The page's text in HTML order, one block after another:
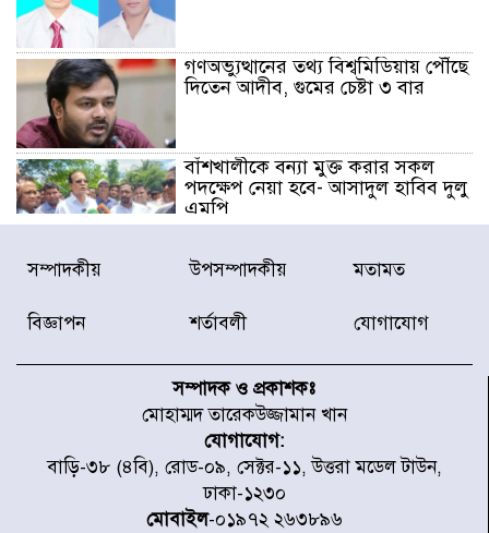
গণঅভ্যুত্থানের তথ্য বিশ্বমিডিয়ায় পৌঁছে
দিতেন আদীব, গুমের চেষ্টা ৩ বার
বাঁশখালীকে বন্যা মুক্ত করার সকল
পদক্ষেপ নেয়া হবে- আসাদুল হাবিব দুলু
এমপি
বিদ্যুৎ-জ্বালানি খাতে অস্থিরতা তৈরির
টাইফুন ‘ডলফিনের’ আঘাতে জাপানে
৫ আহত, চীনে বন্দর বন্ধ
চিকিৎসা খাতে জিডিপির ৫ শতাংশ
বরাদ্দের ঘোষণা স্থানীয় সরকার মন্ত্রীর
সম্পাদকীয় উপসম্পাদকীয় মতামত
বিজ্ঞাপন শর্তাবলী যোগাযোগ
সম্পাদক ও প্রকাশকঃ
মোহাম্মদ তারেকউজ্জামান খান
যোগাযোগ:
বাড়ি-৩৮ (৪বি), রোড-০৯, সেক্টর-১১, উত্তরা মডেল টাউন,
ঢাকা-১২৩০
মোবাইল-০১৯৭২ ২৬৩৮৯৬